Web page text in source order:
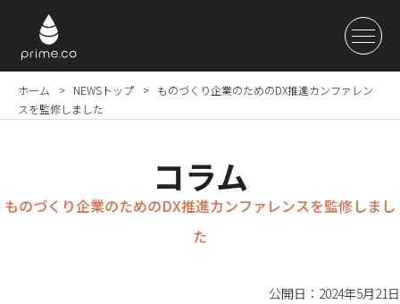
ホーム NEWSトップ
ものづくり企業のためのDX推進カンファレン
スを監修しました
コラム
ものづくり企業のためのDX推進カンファレンスを監修しまし
た
公開日：2024年5月21日